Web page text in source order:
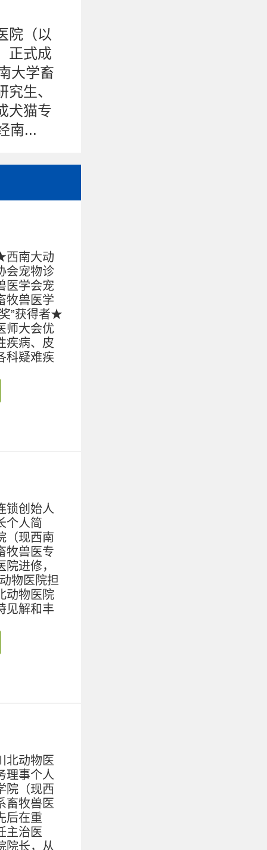
院（以
正式成
大学畜
生、
犬猫专
南...
西南大动
会宠物诊
医学会宠
牧兽医学
”获得者★
师大会优
疾病、皮
科疑难疾
创始人
个人简
（现西南
牧兽医专
进修，
物医院担
动物医院
见解和丰
北动物医
理事个人
院（现西
畜牧兽医
后在重
主治医
院长，从